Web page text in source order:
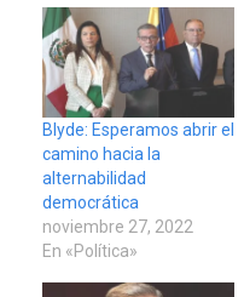
Blyde: Esperamos abrir el
camino hacia la
alternabilidad
democrática
noviembre 27, 2022
En «Política»